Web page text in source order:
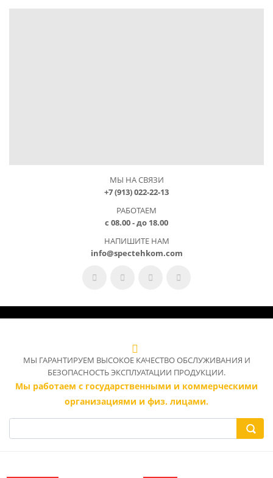
МЫ НА СВЯЗИ
+7 (913) 022-22-13
РАБОТАЕМ
с 08.00 - до 18.00
НАПИШИТЕ НАМ
info@spectehkom.com
МЫ ГАРАНТИРУЕМ ВЫСОКОЕ КАЧЕСТВО ОБСЛУЖИВАНИЯ И
БЕЗОПАСНОСТЬ ЭКСПЛУАТАЦИИ ПРОДУКЦИИ.
Мы работаем с государственными и коммерческими
организациями и физ. лицами.